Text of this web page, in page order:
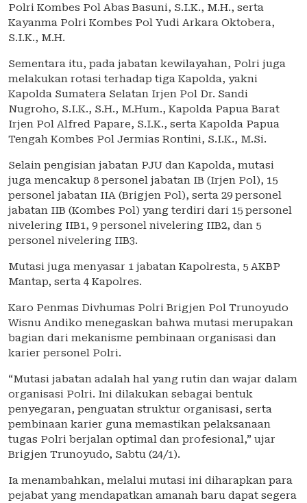
Polri Kombes Pol Abas Basuni, S.I.K., M.H., serta
Kayanma Polri Kombes Pol Yudi Arkara Oktobera,
S.I.K., M.H.
Sementara itu, pada jabatan kewilayahan, Polri juga
melakukan rotasi terhadap tiga Kapolda, yakni
Kapolda Sumatera Selatan Irjen Pol Dr. Sandi
Nugroho, S.I.K., S.H., M.Hum., Kapolda Papua Barat
Irjen Pol Alfred Papare, S.I.K., serta Kapolda Papua
Tengah Kombes Pol Jermias Rontini, S.I.K., M.Si.
Selain pengisian jabatan PJU dan Kapolda, mutasi
juga mencakup 8 personel jabatan IB (Irjen Pol), 15
personel jabatan IIA (Brigjen Pol), serta 29 personel
jabatan IIB (Kombes Pol) yang terdiri dari 15 personel
nivelering IIB1, 9 personel nivelering IIB2, dan 5
personel nivelering IIB3.
Mutasi juga menyasar 1 jabatan Kapolresta, 5 AKBP
Mantap, serta 4 Kapolres.
Karo Penmas Divhumas Polri Brigjen Pol Trunoyudo
Wisnu Andiko menegaskan bahwa mutasi merupakan
bagian dari mekanisme pembinaan organisasi dan
karier personel Polri.
“Mutasi jabatan adalah hal yang rutin dan wajar dalam
organisasi Polri. Ini dilakukan sebagai bentuk
penyegaran, penguatan struktur organisasi, serta
pembinaan karier guna memastikan pelaksanaan
tugas Polri berjalan optimal dan profesional,” ujar
Brigjen Trunoyudo, Sabtu (24/1).
Ia menambahkan, melalui mutasi ini diharapkan para
pejabat yang mendapatkan amanah baru dapat segera